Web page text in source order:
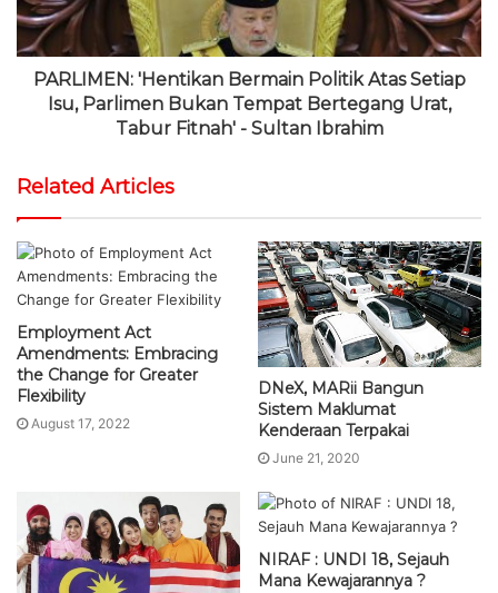
PARLIMEN: 'Hentikan Bermain Politik Atas Setiap
Isu, Parlimen Bukan Tempat Bertegang Urat,
Tabur Fitnah' - Sultan Ibrahim
Related Articles
Employment Act
Amendments: Embracing
the Change for Greater
Flexibility
August 17, 2022
DNeX, MARii Bangun
Sistem Maklumat
Kenderaan Terpakai
June 21, 2020
NIRAF : UNDI 18, Sejauh
Mana Kewajarannya ?